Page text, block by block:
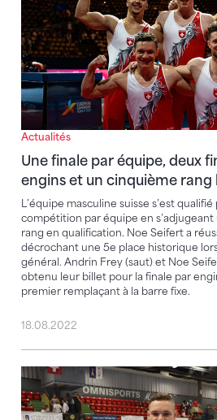
Actualités
Une finale par équipe, deux
engins et un cinquième rang
L’équipe masculine suisse s’est
compétition par équipe en
rang en qualification. Noe Seifert a
décrochant une 5e place historique
général. Andrin Frey (saut) et Noe
obtenu leur billet pour la finale par
premier remplaçant à la barre fixe.
18.08.2022
La couronne reste en Suisse